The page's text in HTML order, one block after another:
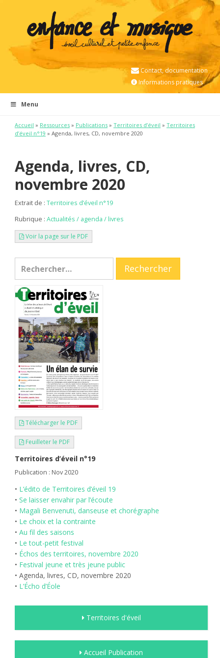
Contact, documentation
Informations pratiques
Menu
Accueil » Ressources » Publications » Territoires d’éveil » Territoires
d’éveil n°19 » Agenda, livres, CD, novembre 2020
Agenda, livres, CD,
novembre 2020
Extrait de : Territoires d’éveil n°19
Rubrique : Actualités / agenda / livres
Voir la page sur le PDF
Télécharger le PDF
Feuilleter le PDF
Territoires d’éveil n°19
Publication : Nov 2020
• L’édito de Territoires d’éveil 19
• Se laisser envahir par l’écoute
• Magali Benvenuti, danseuse et chorégraphe
• Le choix et la contrainte
• Au fil des saisons
• Le tout-petit festival
• Échos des territoires, novembre 2020
• Festival jeune et très jeune public
• Agenda, livres, CD, novembre 2020
• L’Écho d’Éole
Territoires d'éveil
Accueil Publication